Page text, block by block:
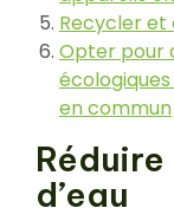
Recycler
Opter pour
en commun
d’eau